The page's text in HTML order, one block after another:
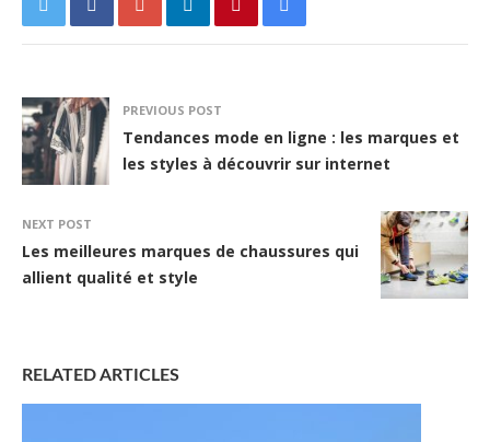
PREVIOUS POST
Tendances mode en ligne : les marques et
les styles à découvrir sur internet
NEXT POST
Les meilleures marques de chaussures qui
allient qualité et style
RELATED ARTICLES